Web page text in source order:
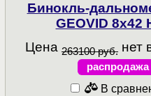
Бинокль-
GEOVID 8x42
Цена 263100 руб. нет
распродажа
В